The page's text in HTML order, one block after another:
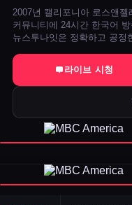
2007년 캘리포니아 로스앤
커뮤니티에 24시간 한국어
뉴스투나잇은 정확하고 공정
라이브 시청
트럼프 DOJ 반
美 시카고·신시
전직 검사 연방
Meta, 전체 인력